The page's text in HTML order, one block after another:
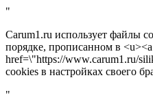
"
Carum1.ru использует файлы
порядке, прописанном в
href=\"https://www.carum1.ru/
cookies в настройках своего
"